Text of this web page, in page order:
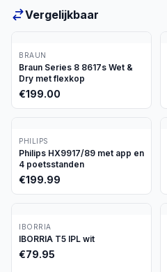
Vergelijkbaar
BRAUN
Braun Series 8 8617s Wet &
Dry met flexkop
€199.00
PHILIPS
Philips HX9917/89 met app en
4 poetsstanden
€199.99
IBORRIA
IBORRIA T5 IPL wit
€79.95